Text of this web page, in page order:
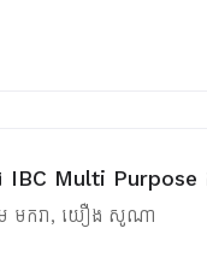
រ IBC Multi Purpose
មករា, យឿង សូណា